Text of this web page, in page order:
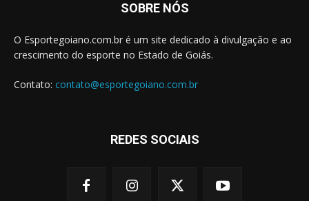
SOBRE NÓS
O Esportegoiano.com.br é um site dedicado à divulgação e ao
crescimento do esporte no Estado de Goiás.
Contato: contato@esportegoiano.com.br
REDES SOCIAIS